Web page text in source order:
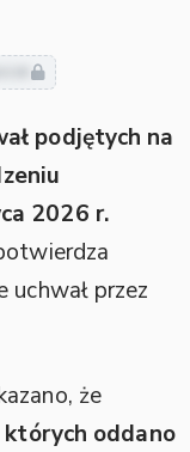
podjętych na
2026 r.
uchwał przez
że
których oddano